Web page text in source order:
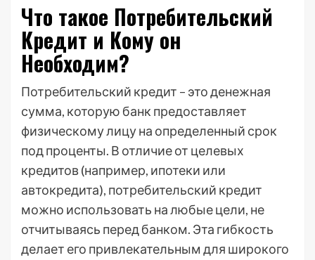
Что такое Потребительский
Кредит и Кому он
Необходим?
Потребительский кредит – это денежная
сумма, которую банк предоставляет
физическому лицу на определенный срок
под проценты. В отличие от целевых
кредитов (например, ипотеки или
автокредита), потребительский кредит
можно использовать на любые цели, не
отчитываясь перед банком. Эта гибкость
делает его привлекательным для широкого